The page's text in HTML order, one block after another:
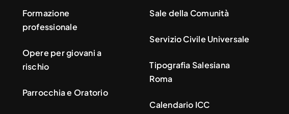
Formazione
professionale
Opere per giovani a
rischio
Parrocchia e Oratorio
Sale della Comunità
Servizio Civile Universale
Tipografia Salesiana
Roma
Calendario ICC